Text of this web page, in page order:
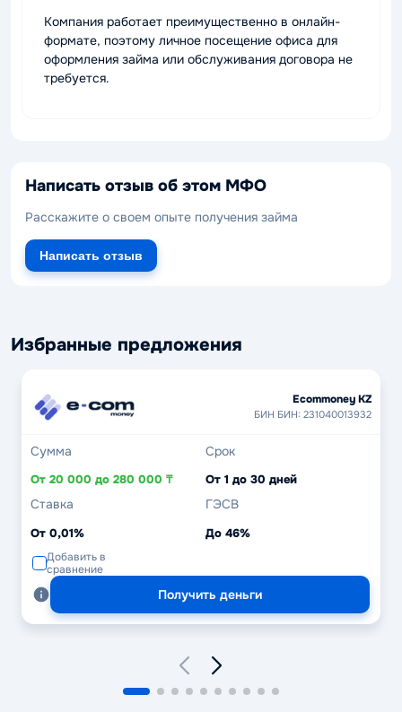
Компания работает преимущественно в онлайн-
формате, поэтому личное посещение офиса для
оформления займа или обслуживания договора не
требуется.
Написать отзыв об этом МФО
Расскажите о своем опыте получения займа
Написать отзыв
Избранные предложения
Ecommoney KZ
БИН БИН: 231040013932
Сумма
От 20 000 до 280 000 ₸
Срок
От 1 до 30 дней
Ставка
От 0,01%
ГЭСВ
До 46%
Добавить в
сравнение
Получить деньги